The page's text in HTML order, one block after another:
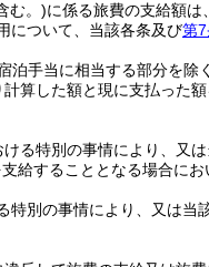
む。)に係る旅費の支給額は、
について、当該各条及び第7
泊手当に相当する部分を除
算した額と現に支払った
る特別の事情により、又
給することとなる場合に
別の事情により、又は当